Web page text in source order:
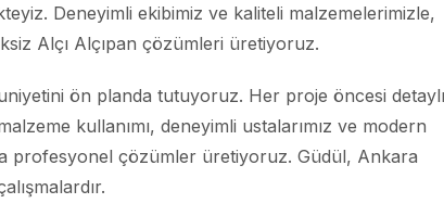
Deneyimli ekibimiz ve kaliteli malzemelerimizle,
Alçı Alçıpan çözümleri üretiyoruz.
ön planda tutuyoruz. Her proje öncesi detaylı
kullanımı, deneyimli ustalarımız ve modern
profesyonel çözümler üretiyoruz. Güdül, Ankara